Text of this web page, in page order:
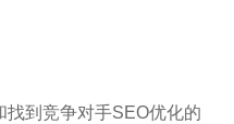
找到竞争对手SEO优化的